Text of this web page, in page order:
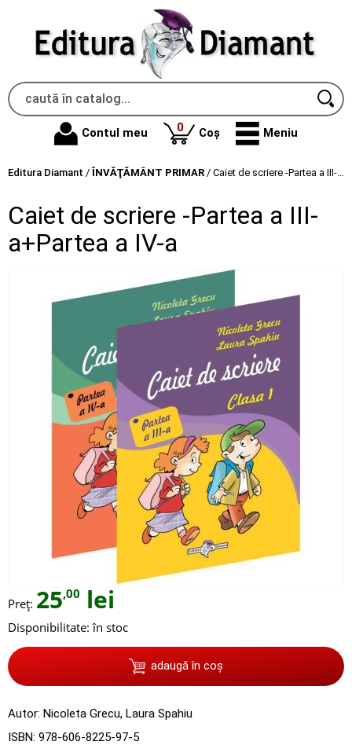
Contul meu 0produse
Coș Meniu
Editura Diamant /ÎNVĂŢĂMÂNT PRIMAR / Caiet de scriere -Partea a III-a+Partea a IV-a
Caiet de scriere -Partea a III-
a+Partea a IV-a
Preț: 25,00 lei
Disponibilitate: în stoc
adaugă în coș
Autor: Nicoleta Grecu, Laura Spahiu
ISBN: 978-606-8225-97-5